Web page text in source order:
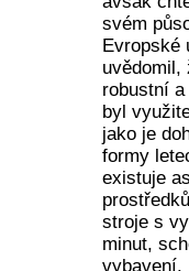
svém
Evropské
uvědomil,
robustní
byl
jako je
formy
existuje
stroje s
minut,
vybavení.